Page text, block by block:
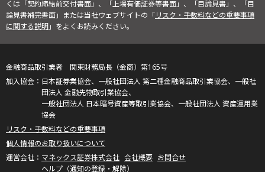
くは「契約締結前交付書面」、「上場有価証券等書面」、「目論見書」、「目
論見書補完書面」または当社ウェブサイトの「リスク・手数料などの重要事項
に関する説明」をよくお読みください。
金融商品取引業者 関東財務局長（金商）第165号
日本証券業協会、一般社団法人 第二種金融商品取引業協会、一般社
団法人 金融先物取引業協会、
一般社団法人 日本暗号資産等取引業協会、一般社団法人 資産運用業
協会
リスク・手数料などの重要事項
個人情報のお取り扱いについて
マネックス証券株式会社 会社概要 お問合せ
ヘルプ（通知の登録・解除）